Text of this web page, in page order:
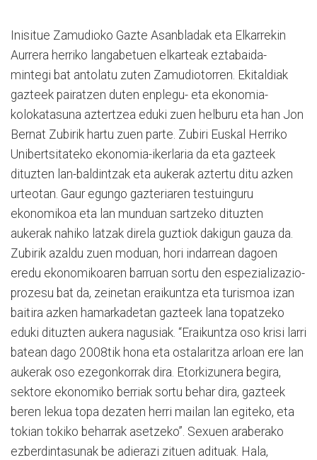
Inisitue Zamudioko Gazte Asanbladak eta Elkarrekin
Aurrera herriko langabetuen elkarteak eztabaida-
mintegi bat antolatu zuten Zamudiotorren. Ekitaldiak
gazteek pairatzen duten enplegu- eta ekonomia-
kolokatasuna aztertzea eduki zuen helburu eta han Jon
Bernat Zubirik hartu zuen parte. Zubiri Euskal Herriko
Unibertsitateko ekonomia-ikerlaria da eta gazteek
dituzten lan-baldintzak eta aukerak aztertu ditu azken
urteotan. Gaur egungo gazteriaren testuinguru
ekonomikoa eta lan munduan sartzeko dituzten
aukerak nahiko latzak direla guztiok dakigun gauza da.
Zubirik azaldu zuen moduan, hori indarrean dagoen
eredu ekonomikoaren barruan sortu den espezializazio-
prozesu bat da, zeinetan eraikuntza eta turismoa izan
baitira azken hamarkadetan gazteek lana topatzeko
eduki dituzten aukera nagusiak. “Eraikuntza oso krisi larri
batean dago 2008tik hona eta ostalaritza arloan ere lan
aukerak oso ezegonkorrak dira. Etorkizunera begira,
sektore ekonomiko berriak sortu behar dira, gazteek
beren lekua topa dezaten herri mailan lan egiteko, eta
tokian tokiko beharrak asetzeko”. Sexuen araberako
ezberdintasunak be adierazi zituen adituak. Hala,